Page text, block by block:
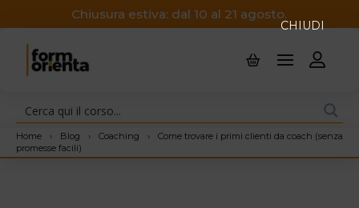
Chiusura estiva: dal 10 al 21 agosto.
Home › Blog › Coaching ›
Come trovare i primi clienti da coach (senza
promesse facili)
CHIUDI